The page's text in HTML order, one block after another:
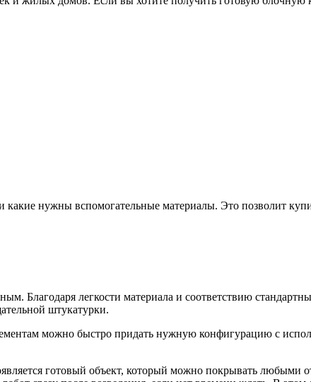
какие нужны вспомогательные материалы. Это позволит
Благодаря легкости материала и соответствию
штукатурки.
можно быстро придать нужную конфигурацию с
готовый объект, который можно покрывать любыми